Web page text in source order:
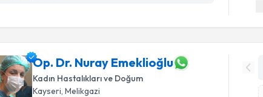
Op. Dr. Nuray Emeklioğlu
Kadın Hastalıkları ve Doğum
Kayseri , Melikgazi